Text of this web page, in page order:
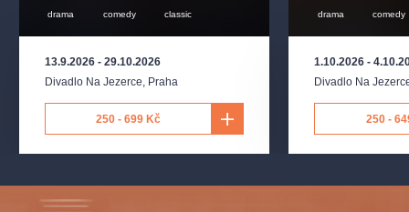
drama comedy classic
13.9.2026 - 29.10.2026
Divadlo Na Jezerce, Praha
250 - 699 Kč
drama comedy
1.10.2026 -
Divadlo Na
250 -